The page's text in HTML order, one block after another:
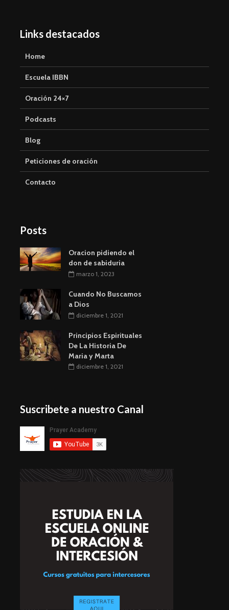
Links destacados
Home
Escuela IBBN
Oración 24×7
Podcasts
Blog
Peticiones de oración
Contacto
Posts
Oracion pidiendo el
don de sabiduria
marzo 1, 2023
Cuando No Buscamos
a Dios
diciembre 1, 2021
Principios Espirituales
De La Historia De
Maria y Marta
diciembre 1, 2021
Suscribete a nuestro Canal